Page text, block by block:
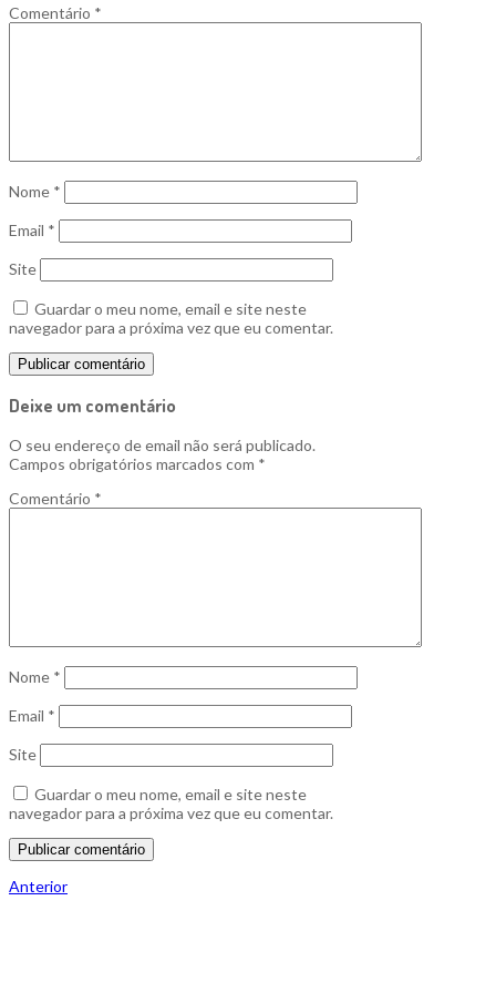
Comentário *
Nome *
Email *
Site
Guardar o meu nome, email e site neste
navegador para a próxima vez que eu comentar.
Deixe um comentário
O seu endereço de email não será publicado.
Campos obrigatórios marcados com *
Comentário *
Nome *
Email *
Site
Guardar o meu nome, email e site neste
navegador para a próxima vez que eu comentar.
Navegação
Publicação
Anterior